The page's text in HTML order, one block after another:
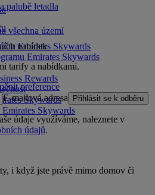
všechna území
palubě letadla
Emirates Skywards
Emirates Skywards
Rewards
Skywards
Skywards
nabídek
tarify a nabídkami.
preference
E-mailová adresa
Přihlásit se k odběru
údaje využíváme, naleznete v
údajů.
i když jste právě mimo domov či